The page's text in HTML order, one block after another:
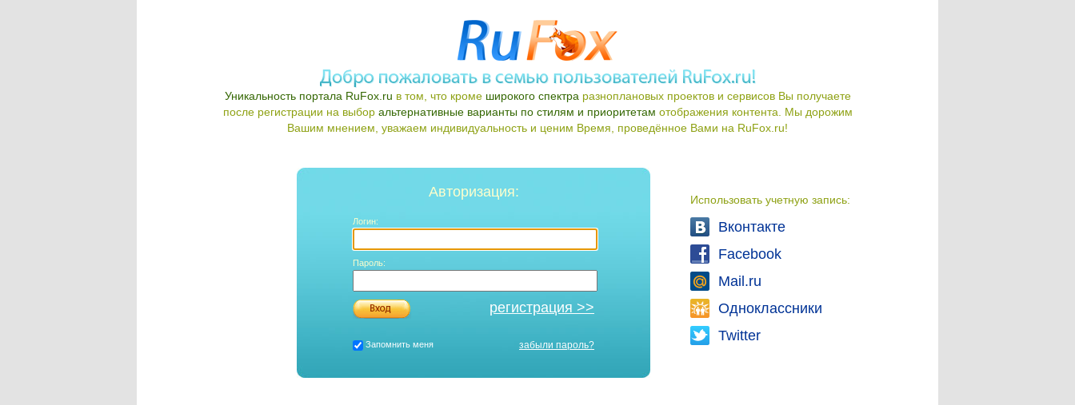
Уникальность портала RuFox.ru в том, что кроме широкого спектра разноплановых проектов и сервисов Вы получаете
после регистрации на выбор альтернативные варианты по стилям и приоритетам отображения контента. Мы дорожим
Вашим мнением, уважаем индивидуальность и ценим Время, проведённое Вами на RuFox.ru!
Использовать учетную запись:
Вконтакте
Facebook
Mail.ru
Одноклассники
Twitter
Авторизация:
Логин:
Пароль:
регистрация >>
Запомнить меня забыли пароль?